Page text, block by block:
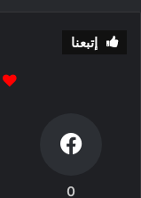
إتبعنا
0